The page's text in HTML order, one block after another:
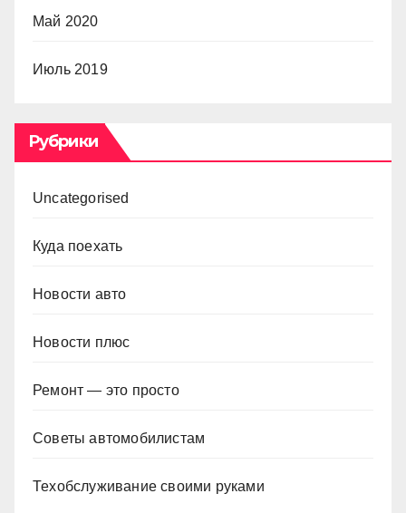
Май 2020
Июль 2019
Рубрики
Uncategorised
Куда поехать
Новости авто
Новости плюс
Ремонт — это просто
Советы автомобилистам
Техобслуживание своими руками